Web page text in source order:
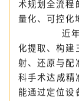
器官保护和最
流域分析技术
术规划全流
量化、可控化
近年来
化提取、构建
射、还原与配